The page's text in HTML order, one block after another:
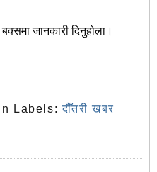
जानकारी दिनुहोला।
Labels:दौँतरी खबर